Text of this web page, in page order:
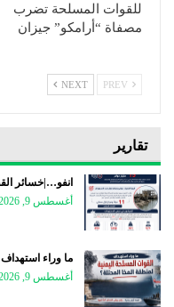
للقوات المسلحة تضرب
مصفاة “أرامكو” جيزان
NEXT
تقارير
انفو…|خسائر القطاع
أغسطس 9, 2026
ما وراء استهداف
أغسطس 9, 2026